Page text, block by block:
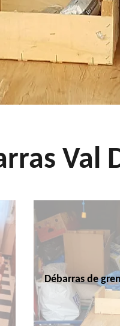
Val
Débarras de